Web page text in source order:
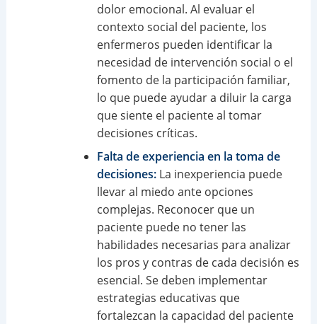
dolor emocional. Al evaluar el
contexto social del paciente, los
enfermeros pueden identificar la
necesidad de intervención social o el
fomento de la participación familiar,
lo que puede ayudar a diluir la carga
que siente el paciente al tomar
decisiones críticas.
Falta de experiencia en la toma de
decisiones:La inexperiencia puede
llevar al miedo ante opciones
complejas. Reconocer que un
paciente puede no tener las
habilidades necesarias para analizar
los pros y contras de cada decisión es
esencial. Se deben implementar
estrategias educativas que
fortalezcan la capacidad del paciente